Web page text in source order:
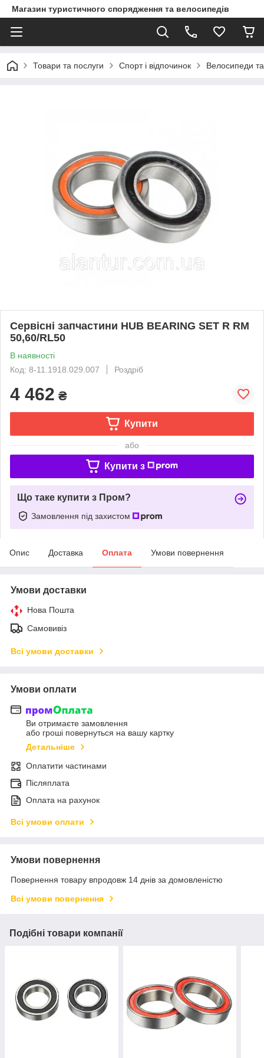
Магазин туристичного спорядження та велосипедів
Товари та послуги Спорт і відпочинок Велосипеди
Сервісні запчастини HUB BEARING SET R RM
50,60/RL50
В наявності
Код: 8-11.1918.029.007
Роздріб
4 462 ₴
Купити
або
Купити з
Що таке купити з Пром?
Замовлення під захистом
Опис Доставка Оплата Умови повернення
Умови доставки
Нова Пошта
Самовивіз
Всі умови доставки
Умови оплати
Ви отримаєте замовлення
або гроші повернуться на вашу картку
Детальніше
Оплатити частинами
Післяплата
Оплата на рахунок
Всі умови оплати
Умови повернення
Повернення товару впродовж 14 днів за домовленістю
Всі умови повернення
Подібні товари компанії